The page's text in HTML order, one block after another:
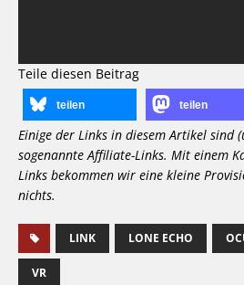
Teile diesen Beitrag
teilen teilen
Einige der Links in diesem Artikel sind
sogenannte Affiliate-Links. Mit einem
Links bekommen wir eine kleine
nichts.
LINK LONE ECHO
VR